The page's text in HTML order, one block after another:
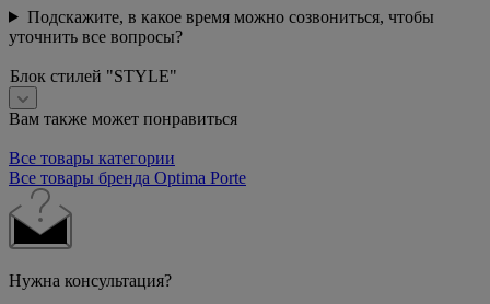
Подскажите, в какое время можно созвониться, чтобы
уточнить все вопросы?
Блок стилей "STYLE"
Вам также может понравиться
Все товары категории
Все товары бренда Optima Porte
Нужна консультация?